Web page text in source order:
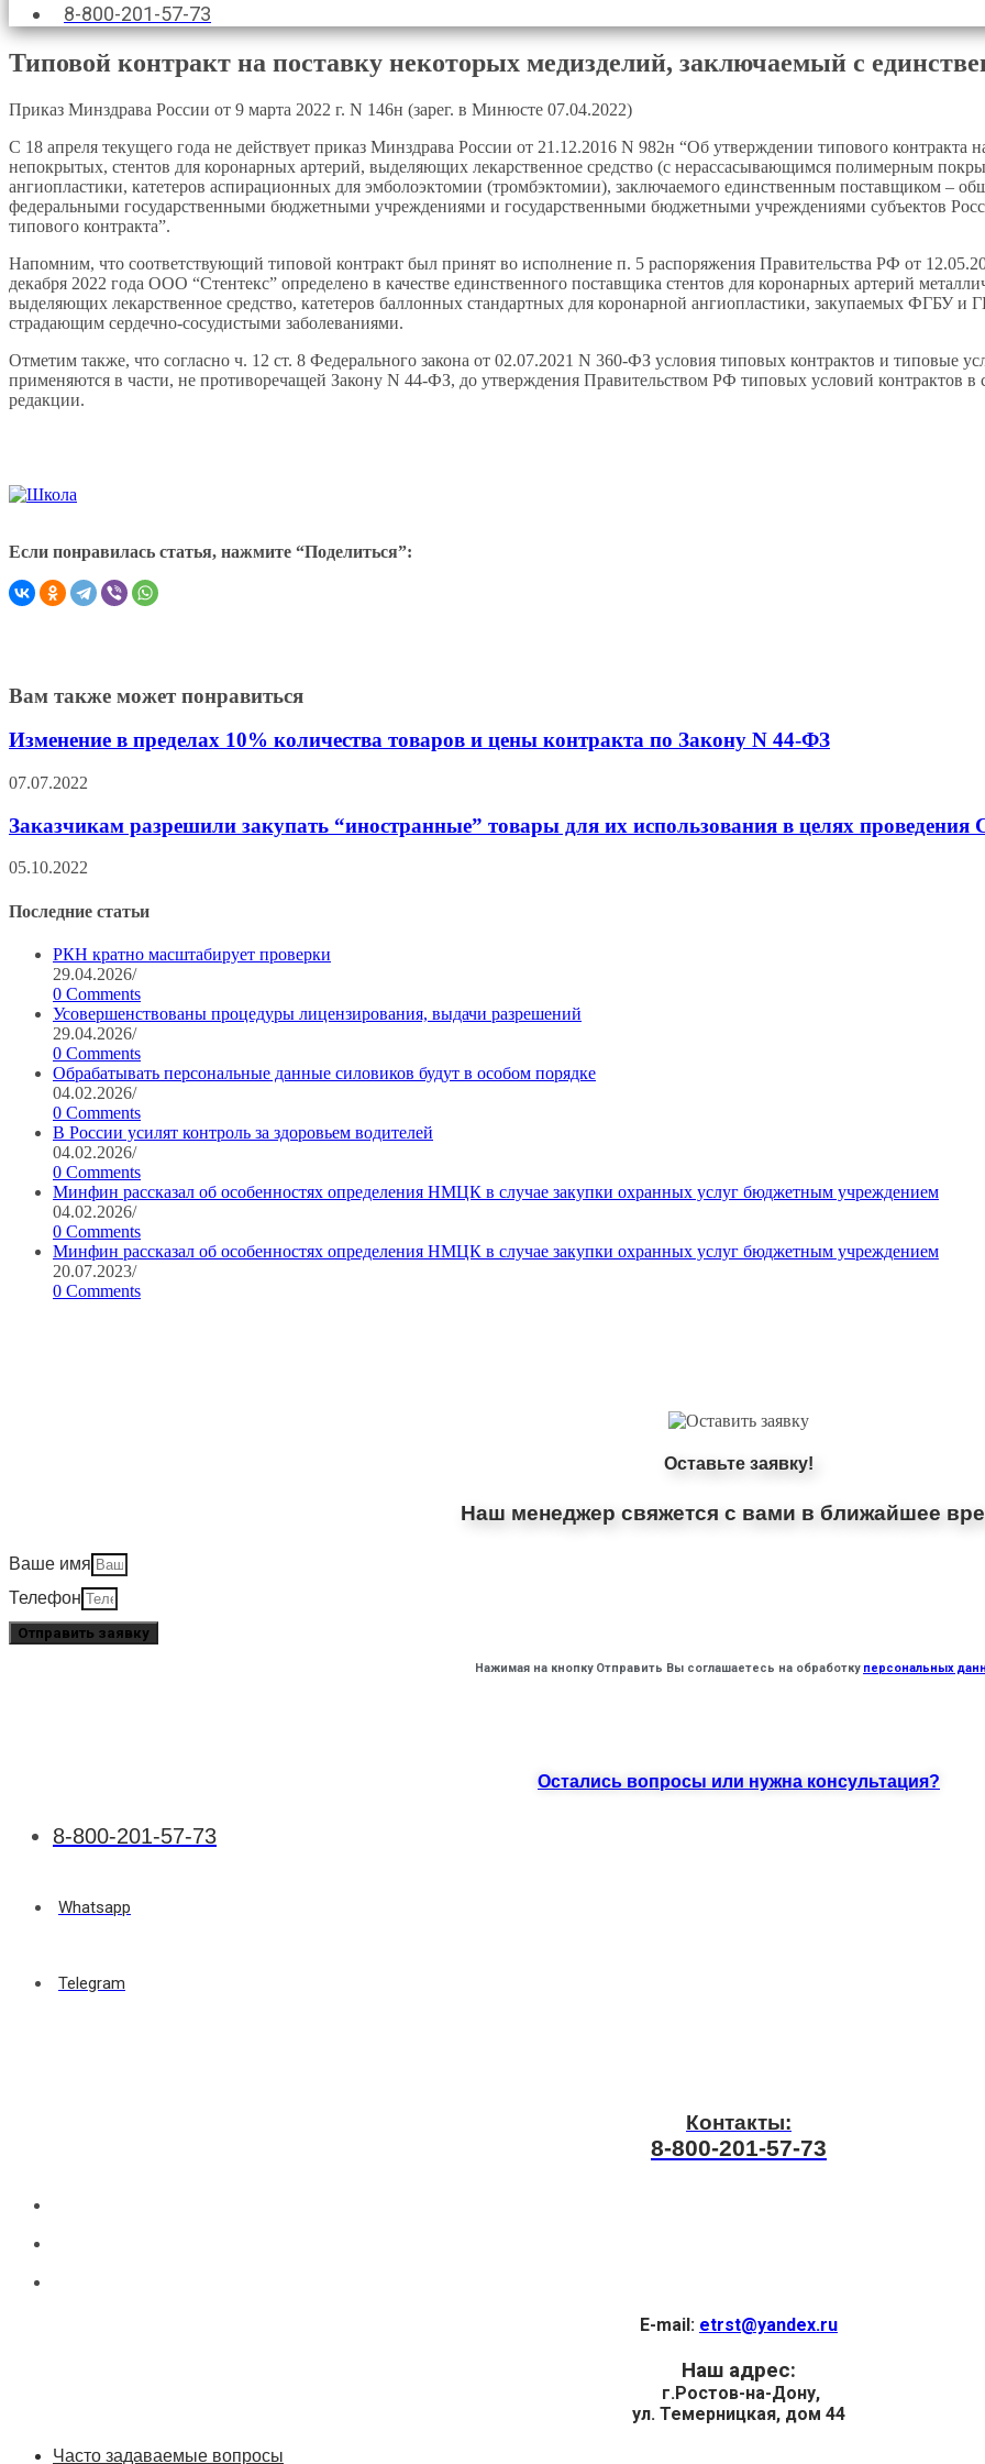
8-800-201-57-73
Типовой контракт на поставку некоторых медизделий, заключаемый с
Приказ Минздрава России от 9 марта 2022 г. N 146н (зарег. в Минюсте 07.04.2022)
С 18 апреля текущего года не действует приказ Минздрава России от 21.12.2016 N 982н “Об утверждении типового контракта
непокрытых, стентов для коронарных артерий, выделяющих лекарственное средство (с нерассасывающимся полимерным
ангиопластики, катетеров аспирационных для эмболоэктомии (тромбэктомии), заключаемого единственным поставщиком –
федеральными государственными бюджетными учреждениями и государственными бюджетными учреждениями субъектов
типового контракта”.
Напомним, что соответствующий типовой контракт был принят во исполнение п. 5 распоряжения Правительства РФ от
декабря 2022 года ООО “Стентекс” определено в качестве единственного поставщика стентов для коронарных артерий
выделяющих лекарственное средство, катетеров баллонных стандартных для коронарной ангиопластики, закупаемых ФГБУ
страдающим сердечно-сосудистыми заболеваниями.
Отметим также, что согласно ч. 12 ст. 8 Федерального закона от 02.07.2021 N 360-ФЗ условия типовых контрактов и типовые
применяются в части, не противоречащей Закону N 44-ФЗ, до утверждения Правительством РФ типовых условий контрактов в
редакции.
Если понравилась статья, нажмите “Поделиться”:
Вам также может понравиться
Изменение в пределах 10% количества товаров и цены контракта по Закону N 44-ФЗ
07.07.2022
Заказчикам разрешили закупать “иностранные” товары для их использования в целях
05.10.2022
Последние статьи
РКН кратно масштабирует проверки
29.04.2026/
0 Comments
Усовершенствованы процедуры лицензирования, выдачи разрешений
29.04.2026/
0 Comments
Обрабатывать персональные данные силовиков будут в особом порядке
04.02.2026/
0 Comments
В России усилят контроль за здоровьем водителей
04.02.2026/
0 Comments
Минфин рассказал об особенностях определения НМЦК в случае закупки охранных услуг бюджетным учреждением
04.02.2026/
0 Comments
Минфин рассказал об особенностях определения НМЦК в случае закупки охранных услуг бюджетным учреждением
20.07.2023/
0 Comments
Оставьте заявку!
Наш менеджер свяжется с вами в ближайшее
Ваше имя
Телефон
Отправить заявку
Нажимая на кнопку Отправить Вы соглашаетесь на обработку персональных
Остались вопросы или нужна консультация?
8-800-201-57-73
Whatsapp
Telegram
Контакты:
8-800-201-57-73
E-mail: etrst@yandex.ru
Наш адрес:
г.Ростов-на-Дону,
ул. Темерницкая, дом 44
Часто задаваемые вопросы